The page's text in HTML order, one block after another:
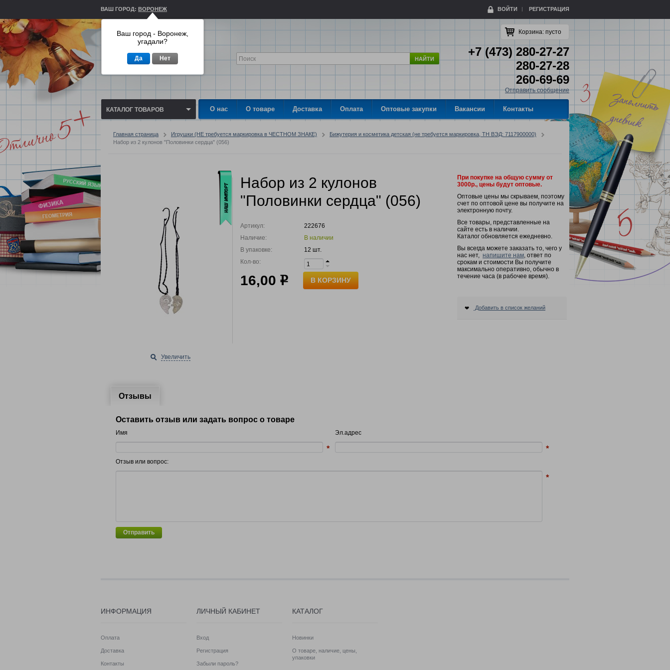
ВАШ ГОРОД: ВОРОНЕЖ ВОЙТИ РЕГИСТРАЦИЯ
НАЙТИ
Корзина: пусто
+7 (473) 280-27-27
280-27-28
260-69-69
Отправить сообщение
КАТАЛОГ ТОВАРОВ О нас О товаре Доставка Оплата Оптовые закупки Вакансии Контакты
Главная страница Игрушки (НЕ требуется маркировка в ЧЕСТНОМ ЗНАКЕ)
Бижутерия и косметика детская (не требуется маркировка, ТН ВЭД: 7117900000)
Набор из 2 кулонов "Половинки сердца" (056)
Увеличить
Набор из 2 кулонов
"Половинки сердца" (056)
Артикул:
222676
Наличие:
В наличии
В упаковке:
12 шт.
Кол-во:
16,00 р В КОРЗИНУ
При покупке на общую сумму от
3000р., цены будут оптовые.
Оптовые цены мы скрываем, поэтому
счет по оптовой цене вы получите на
электронную почту.
Все товары, представленные на
сайте есть в наличии.
Каталог обновляется ежедневно.
Вы всегда можете заказать то, чего у
нас нет, напишите нам, ответ по
срокам и стоимости Вы получите
максимально оперативно, обычно в
течение часа (в рабочее время).
Добавить в список желаний
Отзывы
Оставить отзыв или задать вопрос о товаре
Имя Эл.адрес
Отзыв или вопрос:
Отправить
ИНФОРМАЦИЯ
Оплата
Доставка
Контакты
ЛИЧНЫЙ КАБИНЕТ
Вход
Регистрация
Забыли пароль?
КАТАЛОГ
Новинки
О товаре, наличие, цены,
упаковки
Ваш город - Воронеж,
угадали?
Да Нет